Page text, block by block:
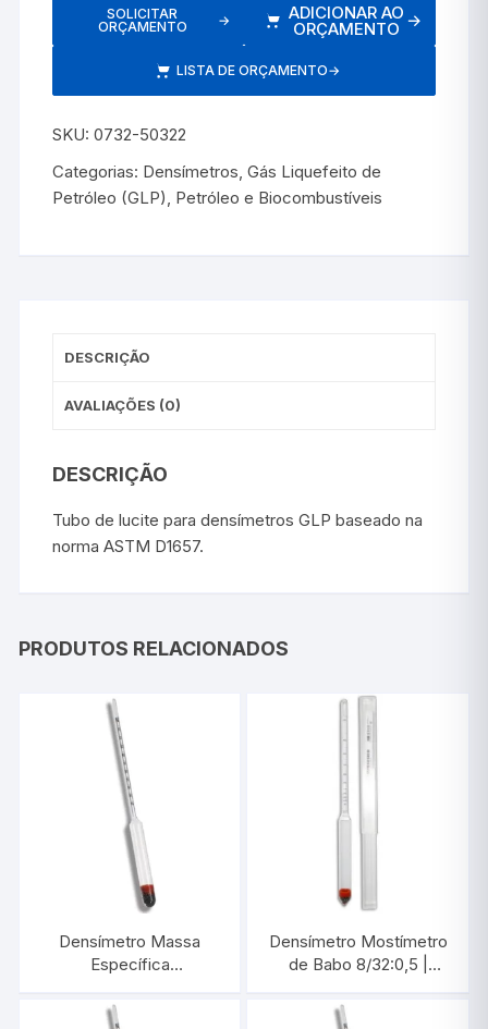
SOLICITAR
ORÇAMENTO
→ ADICIONAR AO
ORÇAMENTO →
LISTA DE ORÇAMENTO→
SKU:0732-50322
Categorias: Densímetros,Gás Liquefeito de
Petróleo (GLP), Petróleo e Biocombustíveis
DESCRIÇÃO
AVALIAÇÕES (0)
DESCRIÇÃO
Tubo de lucite para densímetros GLP baseado na
norma ASTM D1657.
PRODUTOS RELACIONADOS
Densímetro Massa
Específica
INCOTERM 5580
Densímetro Mostímetro
de Babo 8/32:0,5 |